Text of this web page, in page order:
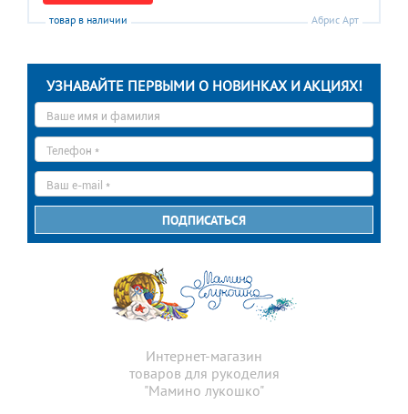
товар в наличии Абрис Арт
УЗНАВАЙТЕ ПЕРВЫМИ О НОВИНКАХ И АКЦИЯХ!
имя
*
mail
*
ПОДПИСАТЬСЯ
Интернет-магазин
товаров для рукоделия
"Мамино лукошко"